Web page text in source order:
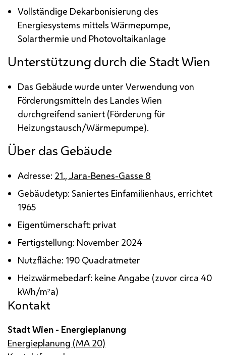
Vollständige Dekarbonisierung des
Energiesystems mittels Wärmepumpe,
Solarthermie und Photovoltaikanlage
Unterstützung durch die Stadt Wien
Das Gebäude wurde unter Verwendung von
Förderungsmitteln des Landes Wien
durchgreifend saniert (Förderung für
Heizungstausch/Wärmepumpe).
Über das Gebäude
Adresse: 21., Jara-Benes-Gasse 8
Gebäudetyp: Saniertes Einfamilienhaus, errichtet
1965
Eigentümerschaft: privat
Fertigstellung: November 2024
Nutzfläche: 190 Quadratmeter
Heizwärmebedarf: keine Angabe (zuvor circa 40
kWh/m²a)
Kontakt
Stadt Wien - Energieplanung
Energieplanung (MA 20)